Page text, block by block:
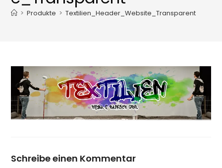
> Produkte > Textilien_Header_Website_Transparent
Schreibe einen Kommentar